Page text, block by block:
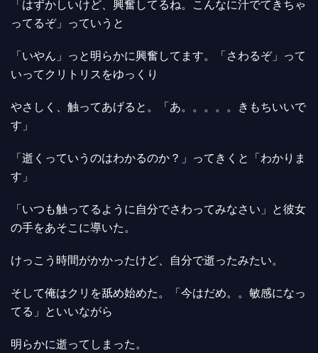
「はずかしいけど、興奮してるね。こんなに汁でてきちゃ
ってるぞ」っていうと
「いやん」っと明らかに興奮してます。「さわるぞ」って
いってクリトリスをゆっくり
やさしく、触ってあげると。「あ。。。。。きもちいいで
す」
「逝くっていうのはわかるのか？」ってきくと「わかりま
す」
「いつも触ってるように自分でさわってみなさい」と彼女
の手をあそこに導いた。
けっこう時間がかかったけど、自分で逝ったみたい。
そして俺はクリを舐め始めた。「今はだめ。。敏感になっ
てる」といいながら
明らかに逝ってしまった。